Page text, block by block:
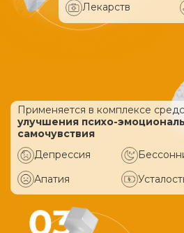
Лекарств
Применяется в комплексе
улучшения психо-
самочувствия
Депрессия
Апатия